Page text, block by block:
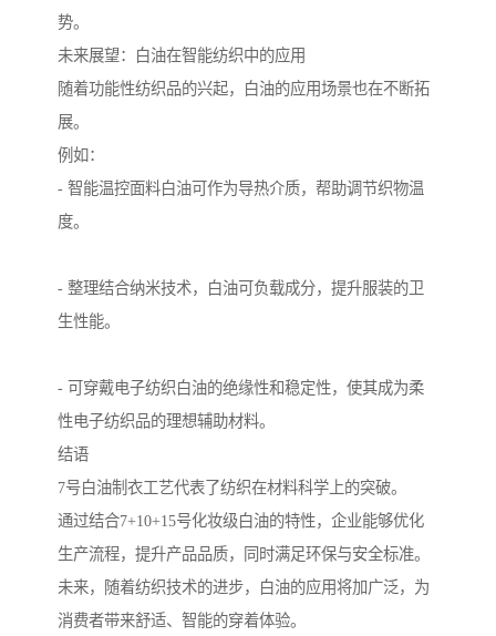
势。
未来展望：白油在智能纺织中的应用
随着功能性纺织品的兴起，白油的应用场景也在不断拓
展。
例如：
- 智能温控面料白油可作为导热介质，帮助调节织物温
度。
- 整理结合纳米技术，白油可负载成分，提升服装的卫
生性能。
- 可穿戴电子纺织白油的绝缘性和稳定性，使其成为柔
性电子纺织品的理想辅助材料。
结语
7号白油制衣工艺代表了纺织在材料科学上的突破。
通过结合7+10+15号化妆级白油的特性，企业能够优化
生产流程，提升产品品质，同时满足环保与安全标准。
未来，随着纺织技术的进步，白油的应用将加广泛，为
消费者带来舒适、智能的穿着体验。